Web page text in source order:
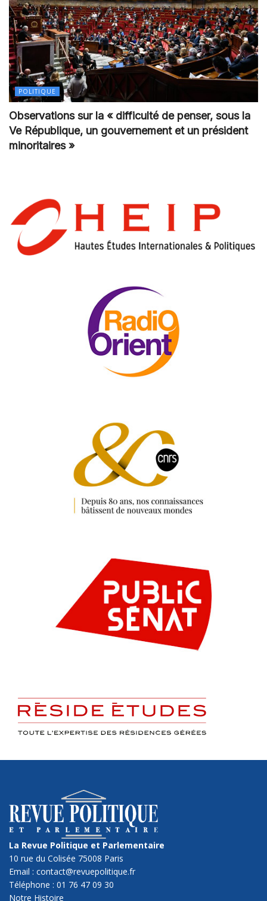
POLITIQUE
Observations sur la « difficulté de penser, sous la
Ve République, un gouvernement et un président
minoritaires »
La Revue Politique et Parlementaire
10 rue du Colisée 75008 Paris
Email : contact@revuepolitique.fr
Téléphone : 01 76 47 09 30
Notre Histoire